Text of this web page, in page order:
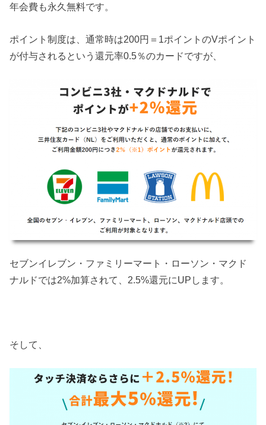
年会費も永久無料です。
ポイント制度は、通常時は200円＝1ポイントのVポイント
が付与されるという還元率0.5％のカードですが、
セブンイレブン・ファミリーマート・ローソン・マクド
ナルドでは2%加算されて、2.5%還元にUPします。
そして、